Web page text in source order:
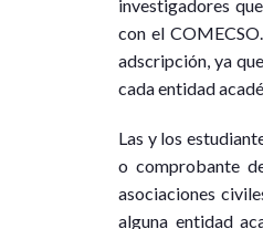
investigadores
con el
adscripción, ya
cada entidad
Las y los
o comprobante
asociaciones
alguna entidad